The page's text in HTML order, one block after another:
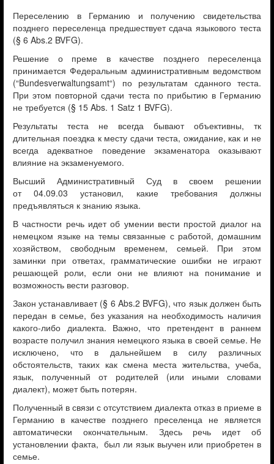
Переселению в Германию и получению свидетельства
позднего переселенца предшествует сдача языкового теста
(§ 6 Abs.2 BVFG).
Решение о преме в качестве позднего переселенца
принимается Федеральным административным ведомством
(“Bundesverwaltungsamt“) по результатам сданного теста.
При этом повторной сдачи теста по прибытию в Германию
не требуется (§ 15 Abs. 1 Satz 1 BVFG).
Результаты теста не всегда бывают объективны, тк
длительная поездка к месту сдачи теста, ожидание, как и не
всегда адекватное поведение экзаменатора оказывают
влияние на экзаменуемого.
Высший Административный Суд в своем решении
от 04.09.03 установил, какие требования должны
предъявляться к знанию языка.
В частности речь идет об умении вести простой диалог на
немецком языке на темы связанные с работой, домашним
хозяйством, свободным временем, семьей. При этом
заминки при ответах, грамматические ошибки не играют
решающей роли, если они не влияют на понимание и
возможность вести разговор.
Закон устанавливает (§ 6 Abs.2 BVFG), что язык должен быть
передан в семье, без указания на необходимость наличия
какого-либо диалекта. Важно, что претендент в раннем
возрасте получил знания немецкого языка в своей семье. Не
исключено, что в дальнейшем в силу различных
обстоятельств, таких как смена места жительства, учеба,
язык, полученный от родителей (или иными словами
диалект), может быть потерян.
Полученный в связи с отсутствием диалекта отказ в приеме в
Германию в качестве позднего преселенца не является
автоматически окончательным. Здесь речь идет об
установлении факта, был ли язык выучен или приобретен в
семье.